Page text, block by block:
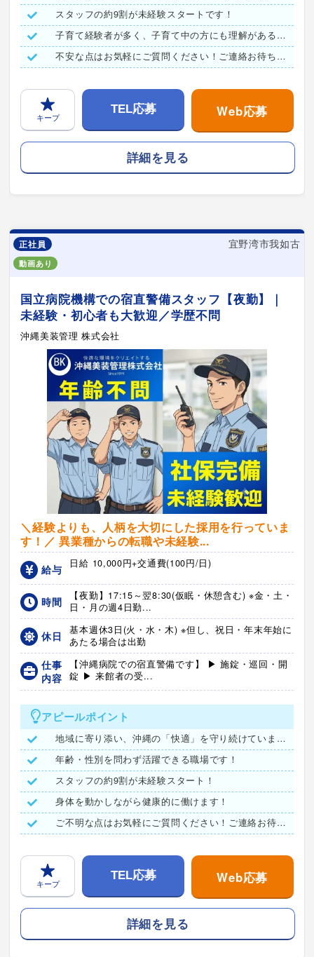
スタッフの約9割が未経験スタートです！
子育て経験者が多く、子育て中の方にも理解がある職場です！
不安な点はお気軽にご質問ください！ご連絡お待ちしています♪
キープ
TEL応募 Web応募
詳細を見る
正社員 宜野湾市我如古
動画あり
国立病院機構での宿直警備スタッフ【夜勤】｜
未経験・初心者も大歓迎／学歴不問
沖縄美装管理 株式会社
＼経験よりも、人柄を大切にした採用を行っていま
す！／ 異業種からの転職や未経験...
給与 日給 10,000円+交通費(100円/日)
時間
【夜勤】17:15～翌8:30(仮眠・休憩含む) ※金・土・
日・月の週4日勤...
休日
基本週休3日(火・水・木) ※但し、祝日・年末年始に
あたる場合は出勤
仕事
内容
【沖縄病院での宿直警備です】 ▶ 施錠・巡回・開
錠 ▶ 来館者の受...
アピールポイント
地域に寄り添い、沖縄の「快適」を守り続けています。
年齢・性別を問わず活躍できる職場です！
スタッフの約9割が未経験スタート！
身体を動かしながら健康的に働けます！
ご不明な点はお気軽にご質問ください！ご連絡お待ちしています♪
キープ
TEL応募 Web応募
詳細を見る